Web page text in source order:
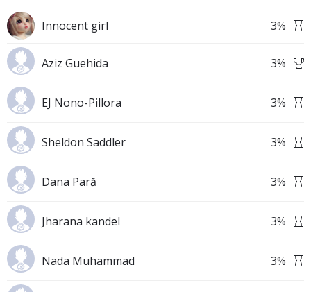
Innocent girl 3%
Aziz Guehida 3%
EJ Nono-Pillora 3%
Sheldon Saddler 3%
Dana Pară 3%
Jharana kandel 3%
Nada Muhammad 3%